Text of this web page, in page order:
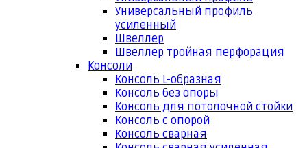
Универсальный профиль
усиленный
Швеллер
Швеллер тройная перфорация
Консоли
Консоль L-образная
Консоль без опоры
Консоль для потолочной стойки
Консоль с опорой
Консоль сварная